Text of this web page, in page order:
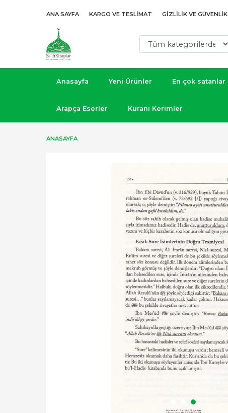
ANA SAYFA KARGO VE TESLIMAT GIZLILIK VE GÜVENLIK
Anasayfa Yeni Ürünler En çok satanlar
Arapça Eserler Kuranı Kerimler
ANASAYFA